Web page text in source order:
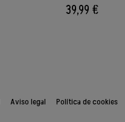
39,99 €
Aviso legal Política de cookies